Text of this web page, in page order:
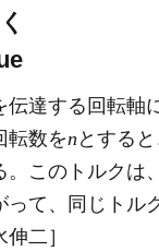
伝達する回転軸
転数をn とする
。このトルクは
って、同じトル
伸二］